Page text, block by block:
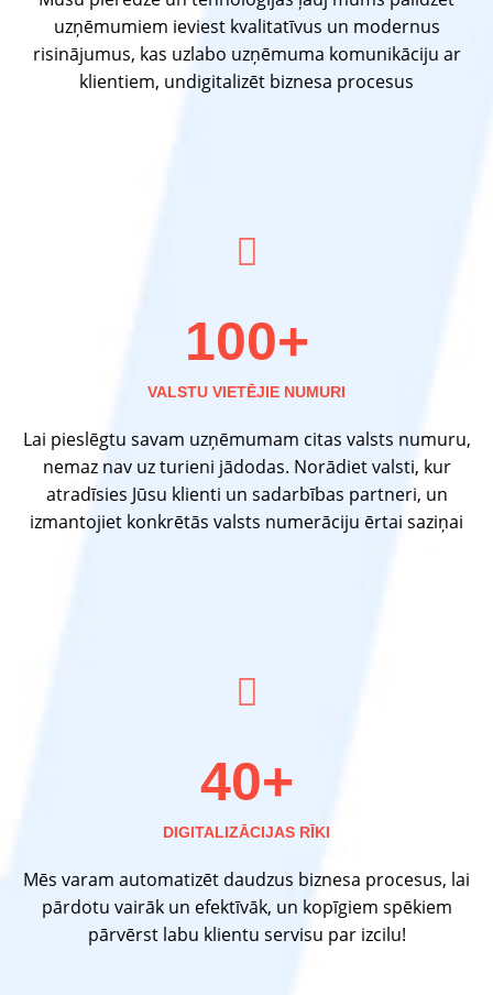
uzņēmumiem ieviest kvalitatīvus un modernus
risinājumus, kas uzlabo uzņēmuma komunikāciju ar
klientiem, undigitalizēt biznesa procesus
100+
VALSTU VIETĒJIE NUMURI
Lai pieslēgtu savam uzņēmumam citas valsts numuru,
nemaz nav uz turieni jādodas. Norādiet valsti, kur
atradīsies Jūsu klienti un sadarbības partneri, un
izmantojiet konkrētās valsts numerāciju ērtai saziņai
40+
DIGITALIZĀCIJAS RĪKI
Mēs varam automatizēt daudzus biznesa procesus, lai
pārdotu vairāk un efektīvāk, un kopīgiem spēkiem
pārvērst labu klientu servisu par izcilu!